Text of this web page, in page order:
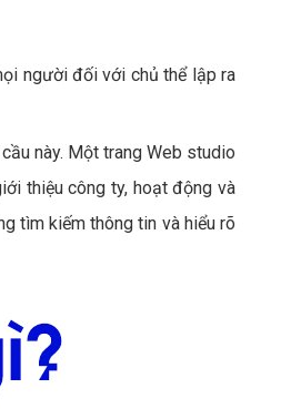
người đối với chủ thể lập ra
này. Một trang Web studio
thiệu công ty, hoạt động và
tìm kiếm thông tin và hiểu rõ